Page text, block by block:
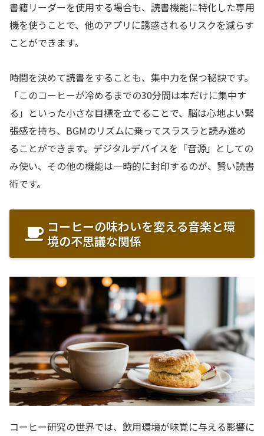
書籍リーダーを使用する場合も、読書機能に特化した専用
機を使うことで、他のアプリに誘惑されるリスクを減らす
ことができます。
時間を決めて読書をすることも、集中力を保つ秘訣です。
「このコーヒーが冷めるまでの30分間は本だけに集中す
る」といった小さな目標を立てることで、脳は心地よい緊
張感を持ち、BGMのリズムに乗ってスラスラと読み進め
ることができます。デジタルデバイスを「音源」としての
み使い、その他の機能は一時的に封印するのが、賢い読書
術です。
コーヒーの味わいを変える音楽と環
境の不思議な関係
コーヒー研究の世界では、飲用環境が味覚に与える影響に